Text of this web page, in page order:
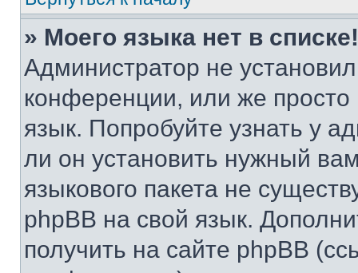
» Моего языка нет в списке!
Администратор не
конференции, или же
язык. Попробуйте узнать у
ли он установить нужный
языкового пакета не
phpBB на свой язык.
получить на сайте phpBB